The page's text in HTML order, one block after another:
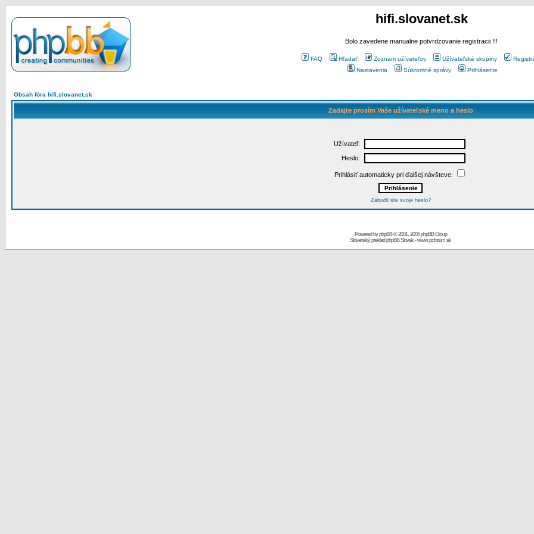
hifi.slovanet.sk
Bolo zavedene manualne potvrdzovanie registracii !!!
FAQ Hľadať Zoznam užívateľov Užívateľské skupiny
Nastavenia
Súkromné správy Prihlásenie
Obsah fóra hifi.slovanet.sk
Zadajte prosím Vaše užívateľské meno a heslo
Užívateľ:
Heslo:
Prihlásiť automaticky pri ďalšej návšteve:
Zabudli ste svoje heslo?
Powered byphpBB© 2001, 2005 phpBB Group
Slovenský preklad phpBB Slovak-www.pcforum.sk